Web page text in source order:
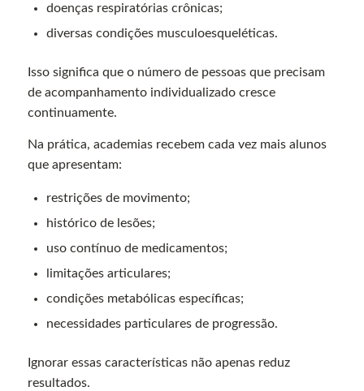
doenças respiratórias crônicas;
diversas condições musculoesqueléticas.
Isso significa que o número de pessoas que precisam
de acompanhamento individualizado cresce
continuamente.
Na prática, academias recebem cada vez mais alunos
que apresentam:
restrições de movimento;
histórico de lesões;
uso contínuo de medicamentos;
limitações articulares;
condições metabólicas específicas;
necessidades particulares de progressão.
Ignorar essas características não apenas reduz
resultados.